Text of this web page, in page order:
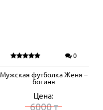
0
Мужская футболка Женя –
богиня
Цена:
6000₸